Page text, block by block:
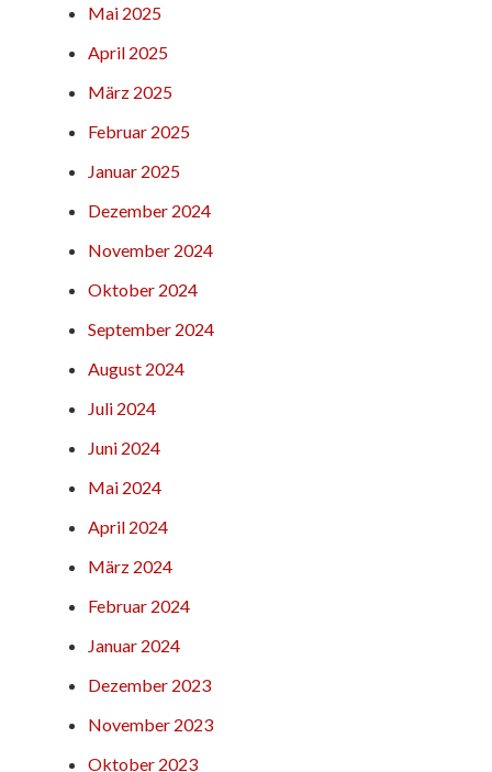
Mai 2025
April 2025
März 2025
Februar 2025
Januar 2025
Dezember 2024
November 2024
Oktober 2024
September 2024
August 2024
Juli 2024
Juni 2024
Mai 2024
April 2024
März 2024
Februar 2024
Januar 2024
Dezember 2023
November 2023
Oktober 2023